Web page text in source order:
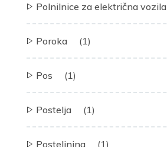
Polnilnice za električna vozila
Poroka (1)
Pos (1)
Postelja (1)
Posteljnina (1)